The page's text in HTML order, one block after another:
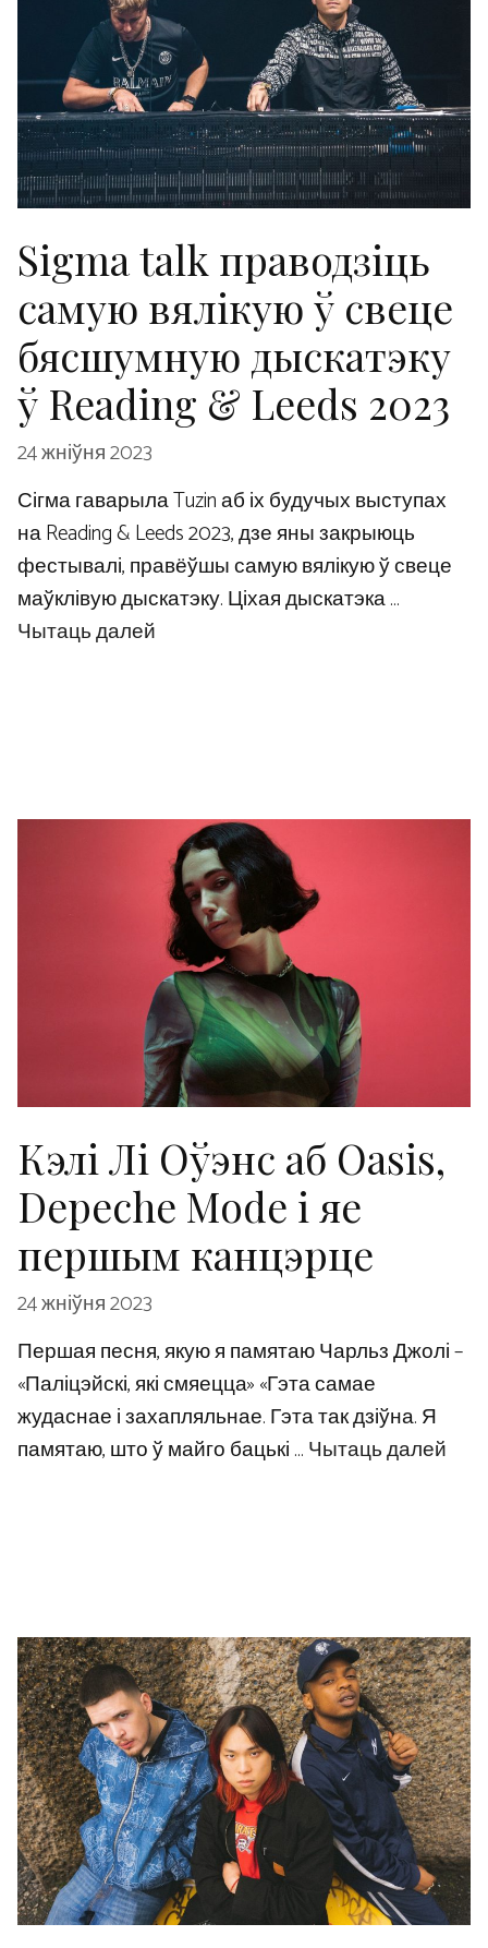
Sigma talk праводзіць
самую вялікую ў свеце
бясшумную дыскатэку
ў Reading & Leeds 2023
24 жніўня 2023
Сігма гаварыла Tuzin аб іх будучых выступах
на Reading & Leeds 2023, дзе яны закрыюць
фестывалі, правёўшы самую вялікую ў свеце
маўклівую дыскатэку. Ціхая дыскатэка …
Чытаць далей
Кэлі Лі Оўэнс аб Oasis,
Depeche Mode і яе
першым канцэрце
24 жніўня 2023
Першая песня, якую я памятаю Чарльз Джолі –
«Паліцэйскі, які смяецца» «Гэта самае
жудаснае і захапляльнае. Гэта так дзіўна. Я
памятаю, што ў майго бацькі …Чытаць далей